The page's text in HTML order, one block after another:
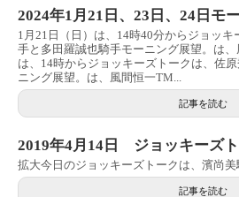
2024年1月21日、23日、24日モ
1月21日（日）は、14時40分からジョッ
手と多田羅誠也騎手モーニング展望。は、
は、14時からジョッキーズトークは、佐
ニング展望。は、風間恒一TM...
記事を読む
2019年4月14日 ジョッキーズ
拡大今日のジョッキーズトークは、濱尚
記事を読む